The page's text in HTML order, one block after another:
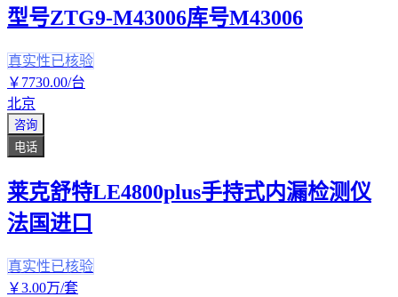
型号ZTG9-M43006库号M43006
真实性已核验
￥ 7730.00/台
北京
咨询
电话
莱克舒特LE4800plus手持式内漏检测仪
法国进口
真实性已核验
￥3.00万/套